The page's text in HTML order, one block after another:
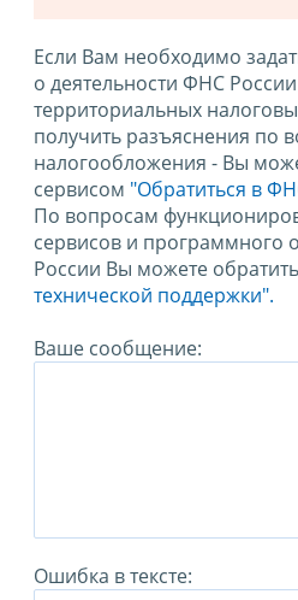
Если Вам необходимо
о деятельности ФНС
территориальных
получить разъяснения по
налогообложения - Вы
сервисом "Обратиться в
По вопросам
сервисов и программного
России Вы можете
технической поддержки".
Ваше сообщение:
Ошибка в тексте: